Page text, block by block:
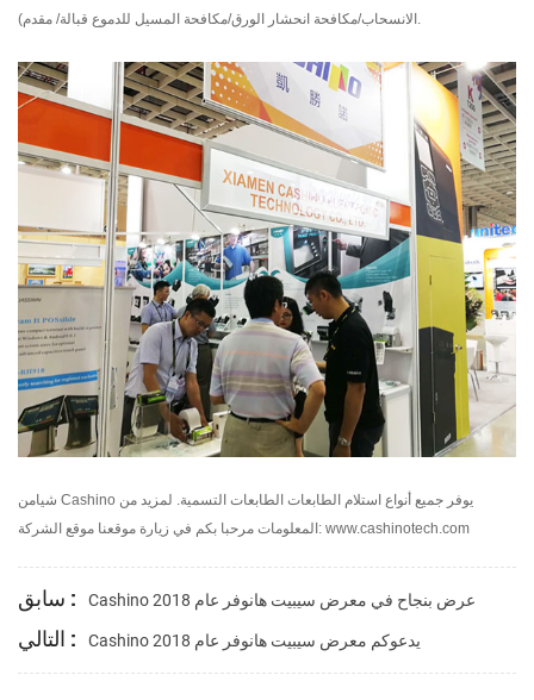
شيامن Cashino يوفر جميع أنواع استلام الطابعات الطابعات التسمية. لمزيد من
المعلومات مرحبا بكم في زيارة موقعنا موقع الشركة: www.cashinotech.com
سابق : Cashino عرض بنجاح في معرض سيبيت هانوفر عام 2018
التالي : Cashino يدعوكم معرض سيبيت هانوفر عام 2018